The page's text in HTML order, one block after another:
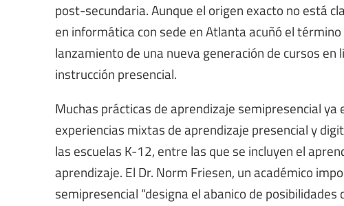
post-secundaria. Aunque el origen exacto no está
en informática con sede en Atlanta acuñó el
lanzamiento de una nueva generación de cursos
instrucción presencial.
Muchas prácticas de aprendizaje semipresencial
experiencias mixtas de aprendizaje presencial y
las escuelas K-12, entre las que se incluyen el
aprendizaje. El Dr. Norm Friesen, un académico
semipresencial “designa el abanico de